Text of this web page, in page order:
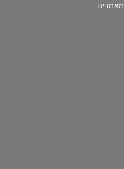
מאמרים